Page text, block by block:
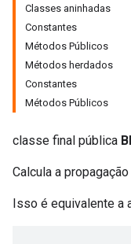
Classes aninhadas
Constantes
Métodos Públicos
Métodos herdados
Constantes
Métodos Públicos
classe final pública
Calcula a
Isso é equivalente a